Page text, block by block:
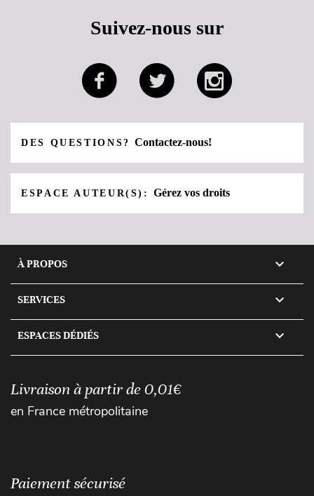
Suivez-nous sur
DES QUESTIONS?Contactez-nous!
ESPACE AUTEUR(S):Gérez vos droits
À PROPOS 
SERVICES 
ESPACES DÉDIÉS 
Livraison à partir de 0,01€
en France métropolitaine
Paiement sécurisé